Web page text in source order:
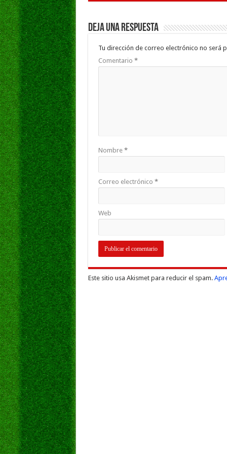
Deja una respuesta
Tu dirección de correo electrónico no será
Comentario *
Nombre *
Correo electrónico *
Web
Este sitio usa Akismet para reducir el spam.